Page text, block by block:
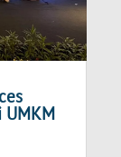
UMKM